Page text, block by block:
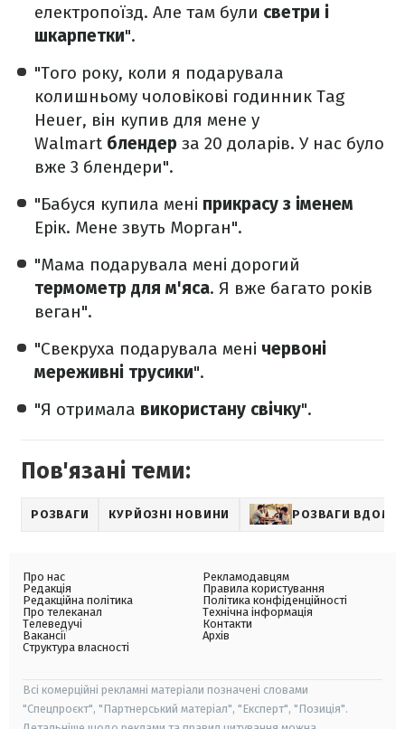
електропоїзд. Але там були светри і
шкарпетки".
"Того року, коли я подарувала
колишньому чоловікові годинник Tag
Heuer, він купив для мене у
Walmart блендер за 20 доларів. У нас було
вже 3 блендери".
"Бабуся купила мені прикрасу з іменем
Ерік. Мене звуть Морган".
"Мама подарувала мені дорогий
термометр для м'яса. Я вже багато років
веган".
"Свекруха подарувала мені червоні
мереживні трусики".
"Я отримала використану свічку".
Пов'язані теми:
РОЗВАГИ КУРЙОЗНІ НОВИНИ РОЗВАГИ ВДОМА
Про нас
Редакція
Редакційна політика
Про телеканал
Телеведучі
Вакансії
Структура власності
Рекламодавцям
Правила користування
Політика конфіденційності
Технічна інформація
Контакти
Архів
Всі комерційні рекламні матеріали позначені словами
"Спецпроєкт", "Партнерський матеріал", "Експерт", "Позиція".